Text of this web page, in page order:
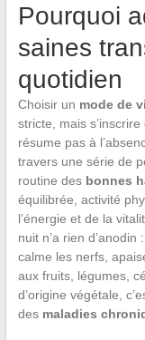
Pourquoi
saines
quotidien
Choisir un mode de
stricte, mais
résume pas à
travers une série de
routine des bonnes
équilibrée, activité
l’énergie et de la
nuit n’a rien d’anodin
calme les nerfs,
aux fruits, légumes,
d’origine végétale,
des maladies